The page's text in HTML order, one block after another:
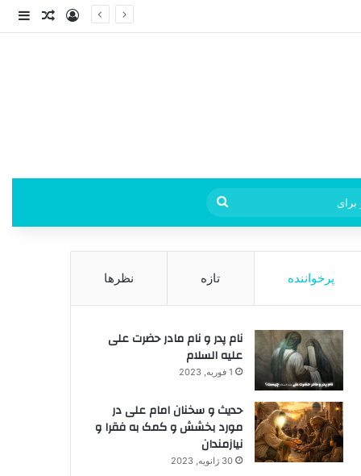
ورودنوشته
جستجو
برای
پرخواننده تازه نظرها
نام پدر و نام مادر حضرت علی
علیه السلام
1 فوریه, 2023
حدیث و سخنان امام علی در
مورد بخشش و کمک به فقرا و
نیازمندان
30 ژانویه, 2023